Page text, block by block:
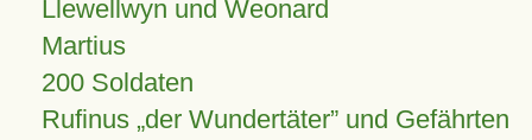
Llewellwyn und Weonard
Martius
200 Soldaten
Rufinus „der Wundertäter” und Gefährten